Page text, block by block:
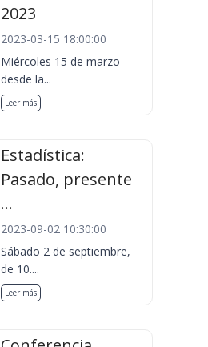
2023
2023-03-15 18:00:00
Miércoles 15 de marzo
desde la...
Leer más
Estadística:
Pasado, presente
...
2023-09-02 10:30:00
Sábado 2 de septiembre,
de 10....
Leer más